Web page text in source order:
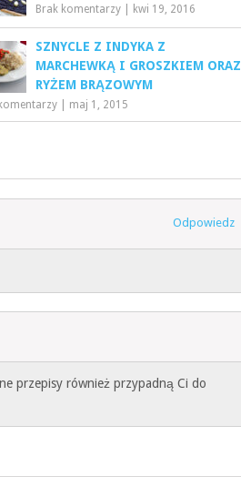
Brak komentarzy kwi 19, 2016
SZNYCLE Z INDYKA Z
MARCHEWKĄ I GROSZKIEM ORAZ
RYŻEM BRĄZOWYM
maj 1, 2015
Odpowiedz
przepisy również przypadną Ci do